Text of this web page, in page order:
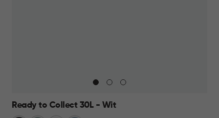
Ready to Collect 30L - Wit